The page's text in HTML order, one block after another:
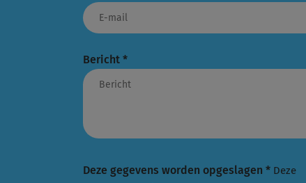
Bericht*
Deze gegevens worden opgeslagen* Deze